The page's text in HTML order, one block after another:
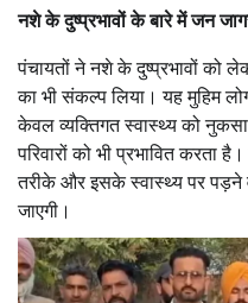
नशे के दुष्प्रभावों के बारे में जन
पंचायतों ने नशे के दुष्प्रभावों को
का भी संकल्प लिया। यह मुहिम
केवल व्यक्तिगत स्वास्थ्य को
परिवारों को भी प्रभावित
तरीके और इसके स्वास्थ्य पर पड़ने
जाएगी।